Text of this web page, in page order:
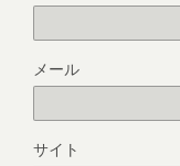
メール
サイト